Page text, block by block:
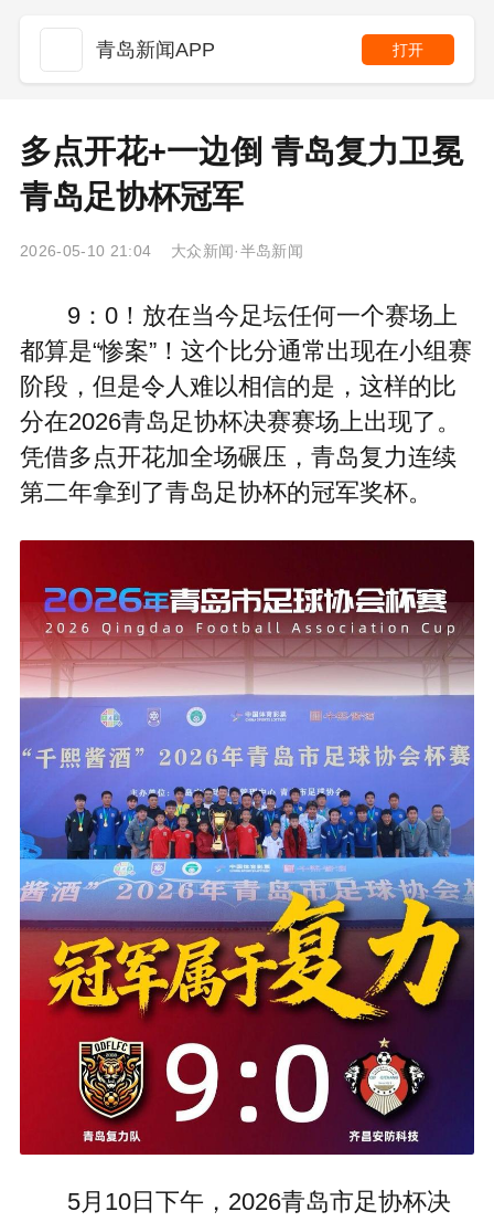
青岛新闻APP 打开
多点开花+一边倒 青岛复力卫冕
青岛足协杯冠军
2026-05-10 21:04 大众新闻·半岛新闻
9：0！放在当今足坛任何一个赛场上
都算是“惨案”！这个比分通常出现在小组赛
阶段，但是令人难以相信的是，这样的比
分在2026青岛足协杯决赛赛场上出现了。
凭借多点开花加全场碾压，青岛复力连续
第二年拿到了青岛足协杯的冠军奖杯。
5月10日下午，2026青岛市足协杯决